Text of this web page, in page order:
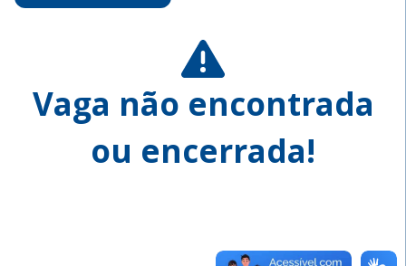
Vaga não encontrada
ou encerrada!